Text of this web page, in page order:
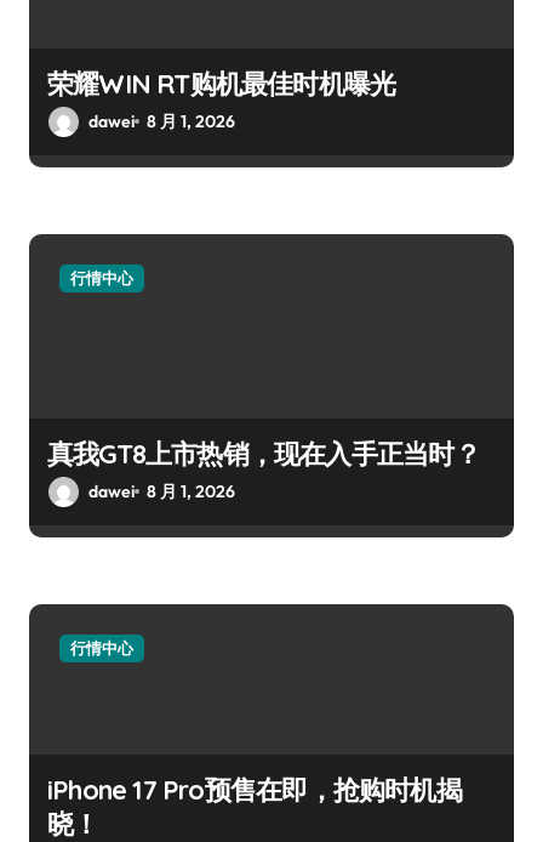
荣耀WIN RT购机最佳时机曝光
dawei 8 月 1, 2026
行情中心
真我GT8上市热销，现在入手正当时？
dawei 8 月 1, 2026
行情中心
iPhone 17 Pro预售在即，抢购时机揭
晓！